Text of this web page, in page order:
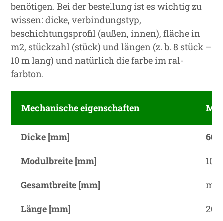
benötigen. Bei der bestellung ist es wichtig zu
wissen: dicke, verbindungstyp,
beschichtungsprofil (außen, innen), fläche in
m2, stückzahl (stück) und längen (z. b. 8 stück –
10 m lang) und natürlich die farbe im ral-
farbton.
Mechanische eigenschaften
Dicke [mm]
60
Modulbreite [mm]
Gesamtbreite [mm]
Länge [mm]